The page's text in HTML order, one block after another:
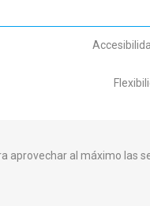
aprovechar al máximo las